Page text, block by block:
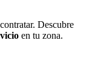
Descubre
en tu zona.